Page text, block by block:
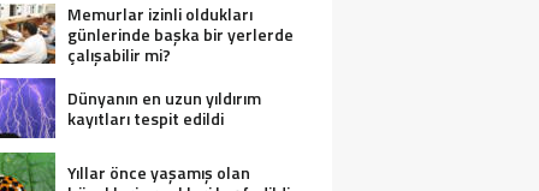
Memurlar izinli oldukları
günlerinde başka bir yerlerde
çalışabilir mi?
Dünyanın en uzun yıldırım
kayıtları tespit edildi
Yıllar önce yaşamış olan